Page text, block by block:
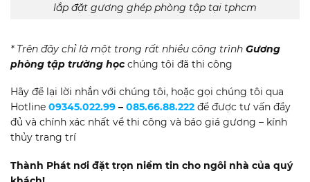
lắp đặt gương ghép phòng tập tại tphcm
* Trên đây chỉ là một trong rất nhiều công trình Gương
phòng tập trường họcchúng tôi đã thi công
Hãy để lại lời nhắn với chúng tôi, hoặc gọi chúng tôi qua
Hotline 09345.022.99 – 085.66.88.222 để được tư vấn đầy
đủ và chính xác nhất về thi công và báo giá gương – kính
thủy trang trí
Thành Phát nơi đặt trọn niềm tin cho ngôi nhà của quý